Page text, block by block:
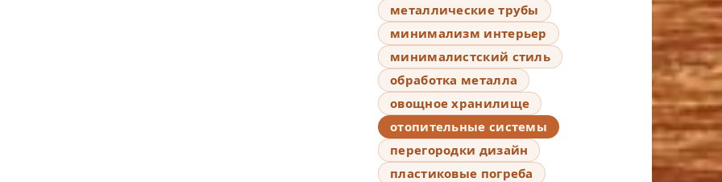
металлические трубы
минимализм интерьер
минималистский стиль
обработка металла
овощное хранилище
отопительные системы
перегородки дизайн
пластиковые погреба